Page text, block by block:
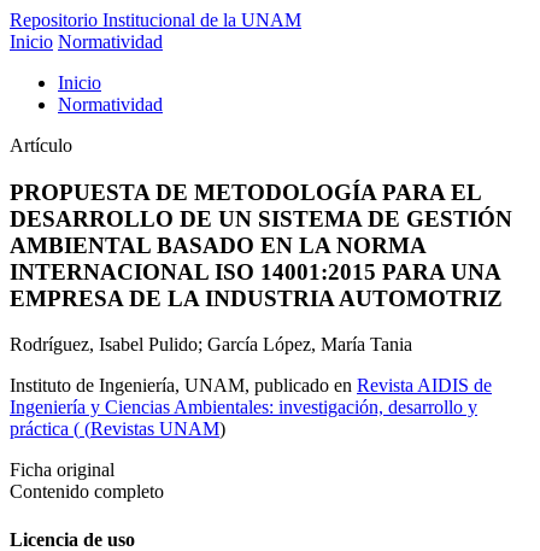
Repositorio Institucional de la UNAM
Inicio Normatividad
Inicio
Normatividad
Artículo
PROPUESTA DE METODOLOGÍA PARA EL
DESARROLLO DE UN SISTEMA DE GESTIÓN
AMBIENTAL BASADO EN LA NORMA
INTERNACIONAL ISO 14001:2015 PARA UNA
EMPRESA DE LA INDUSTRIA AUTOMOTRIZ
Rodríguez, Isabel Pulido; García López, María Tania
Instituto de Ingeniería, UNAM, publicado en Revista AIDIS de
Ingeniería y Ciencias Ambientales: investigación, desarrollo y
práctica ( (Revistas UNAM)
Ficha original
Contenido completo
Licencia de uso